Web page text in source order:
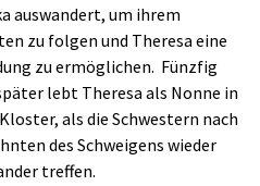
auswandert, um ihrem
zu folgen und Theresa eine
zu ermöglichen. Fünzfig
lebt Theresa als Nonne in
als die Schwestern nach
des Schweigens wieder
treffen.